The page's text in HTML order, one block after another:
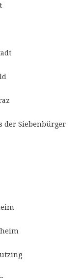
der Siebenbürger